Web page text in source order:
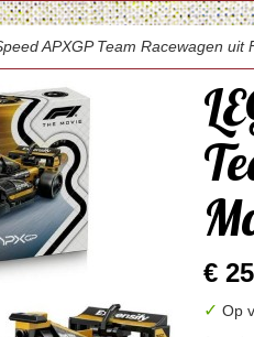
APXGP Team Racewagen uit
€
✓ Op